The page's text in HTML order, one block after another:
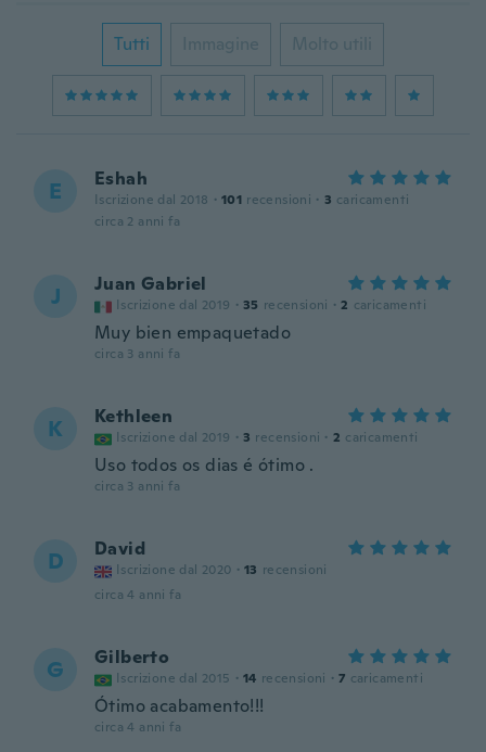
Tutti Immagine Molto utili
E Eshah
Iscrizione dal 2018 · 101 recensioni · 3 caricamenti
circa 2 anni fa
J Juan Gabriel
Iscrizione dal 2019 · 35 recensioni · 2 caricamenti
Muy bien empaquetado
circa 3 anni fa
K Kethleen
Iscrizione dal 2019 · 3 recensioni · 2 caricamenti
Uso todos os dias é ótimo .
circa 3 anni fa
D David
Iscrizione dal 2020 · 13 recensioni
circa 4 anni fa
G Gilberto
Iscrizione dal 2015 · 14 recensioni · 7 caricamenti
Ótimo acabamento!!!
circa 4 anni fa